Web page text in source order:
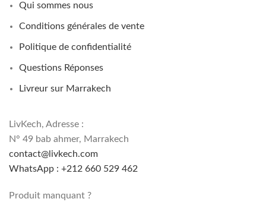
Qui sommes nous
Conditions générales de vente
Politique de confidentialité
Questions Réponses
Livreur sur Marrakech
LivKech, Adresse :
N° 49 bab ahmer, Marrakech
contact@livkech.com
WhatsApp : +212 660 529 462
Produit manquant ?